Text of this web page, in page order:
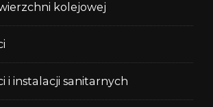
kolejowej
i instalacji sanitarnych